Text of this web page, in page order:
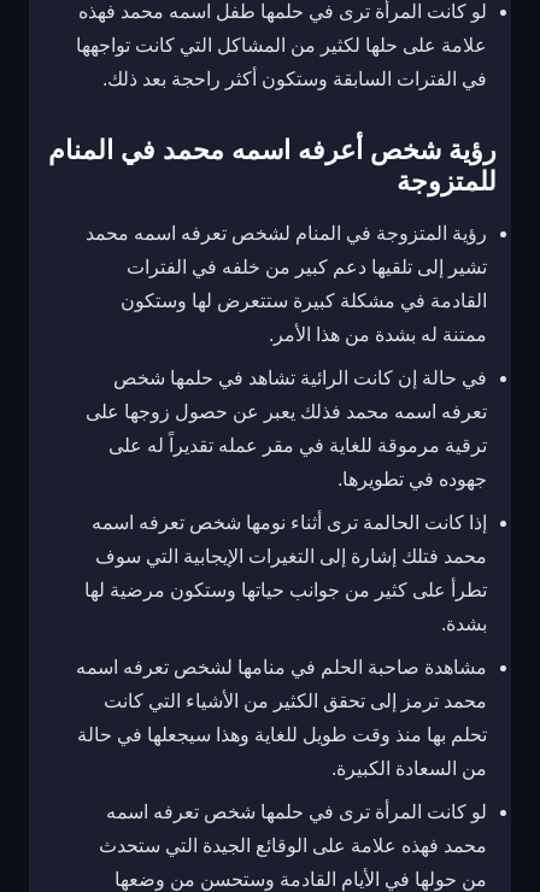
لو كانت المرأة ترى في حلمها طفل اسمه محمد فهذه
علامة على حلها لكثير من المشاكل التي كانت تواجهها
في الفترات السابقة وستكون أكثر راحجة بعد ذلك.
رؤية شخص أعرفه اسمه محمد في المنام
للمتزوجة
رؤية المتزوجة في المنام لشخص تعرفه اسمه محمد
تشير إلى تلقيها دعم كبير من خلفه في الفترات
القادمة في مشكلة كبيرة ستتعرض لها وستكون
ممتنة له بشدة من هذا الأمر.
في حالة إن كانت الرائية تشاهد في حلمها شخص
تعرفه اسمه محمد فذلك يعبر عن حصول زوجها على
ترقية مرموقة للغاية في مقر عمله تقديراً له على
جهوده في تطويرها.
إذا كانت الحالمة ترى أثناء نومها شخص تعرفه اسمه
محمد فتلك إشارة إلى التغيرات الإيجابية التي سوف
تطرأ على كثير من جوانب حياتها وستكون مرضية لها
بشدة.
مشاهدة صاحبة الحلم في منامها لشخص تعرفه اسمه
محمد ترمز إلى تحقق الكثير من الأشياء التي كانت
تحلم بها منذ وقت طويل للغاية وهذا سيجعلها في حالة
من السعادة الكبيرة.
لو كانت المرأة ترى في حلمها شخص تعرفه اسمه
محمد فهذه علامة على الوقائع الجيدة التي ستحدث
من حولها في الأيام القادمة وستحسن من وضعها